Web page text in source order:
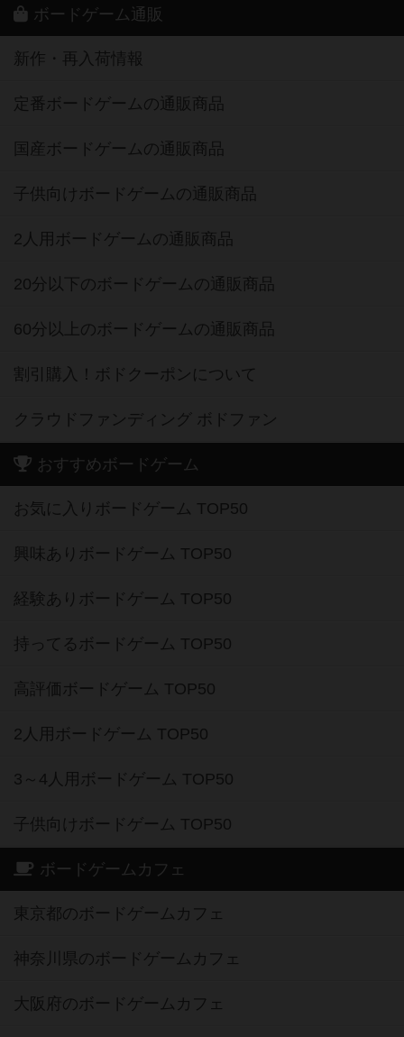
ボードゲーム通販
新作・再入荷情報
定番ボードゲームの通販商品
国産ボードゲームの通販商品
子供向けボードゲームの通販商品
2人用ボードゲームの通販商品
20分以下のボードゲームの通販商品
60分以上のボードゲームの通販商品
割引購入！ボドクーポンについて
クラウドファンディング ボドファン
おすすめボードゲーム
お気に入りボードゲーム TOP50
興味ありボードゲーム TOP50
経験ありボードゲーム TOP50
持ってるボードゲーム TOP50
高評価ボードゲーム TOP50
2人用ボードゲーム TOP50
3～4人用ボードゲーム TOP50
子供向けボードゲーム TOP50
ボードゲームカフェ
東京都のボードゲームカフェ
神奈川県のボードゲームカフェ
大阪府のボードゲームカフェ